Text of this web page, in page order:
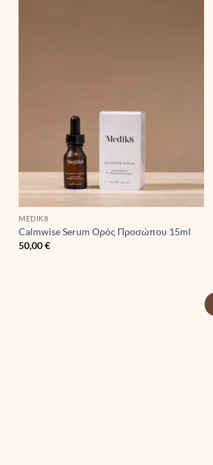
MEDIK8
Calmwise Serum Ορός Προσώπου 15ml
50,00€